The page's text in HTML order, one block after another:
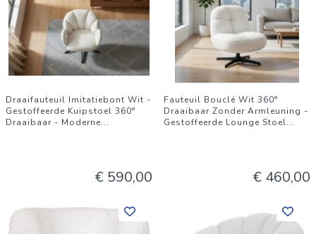
Draaifauteuil Imitatiebont Wit -
Gestoffeerde Kuipstoel 360°
Draaibaar - Moderne...
€ 590,00
Fauteuil Bouclé Wit 360°
Draaibaar Zonder Armleuning -
Gestoffeerde Lounge Stoel...
€ 460,00